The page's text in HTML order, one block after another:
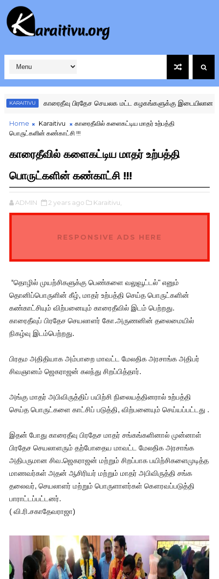
காரைதீவு பிரதேச செயலக மட்ட கழகங்களுக்கு இடையிலான
Home Karaitivu
காரைதீவில் களைகட்டிய மாதர் உற்பத்தி
பொருட்களின் கண்காட்சி !!!
காரைதீவில் களைகட்டிய மாதர் உற்பத்தி
பொருட்களின் கண்காட்சி !!!
ADMIN 2 years ago Karaitivu,
RESPONSIVE ADS HERE
"தொழில் முயற்சிகளுக்கு பெண்களை வலுவூட்டல்" எனும்
தொனிப்பொருளின் கீழ், மாதர் உற்பத்தி செய்த பொருட்களின்
கண்காட்சியும் விற்பனையும் காரைதீவில் இடம் பெற்றது.
காரைதீவுப் பிரதேச செயலாளர் கோ.அருணனின் தலைமையில்
நிகழ்வு இடம்பெற்றது.
பிரதம அதிதியாக அம்பாறை மாவட்ட மேலதிக அரசாங்க அதிபர்
சிவஞானம் ஜெகராஜன் கலந்து சிறப்பித்தார்.
அங்கு மாதர் அபிவிருத்திப் பயிற்சி நிலையத்தினரால் உற்பத்தி
செய்த பொருட்களை காட்சிப் படுத்தி, விற்பனையும் செய்யப்பட்டது .
இதன் போது காரைதீவு பிரதேச மாதர் சங்கங்களினால் முன்னாள்
பிரதேச செயலாளரும் தற்போதைய மாவட்ட மேலதிக அரசாங்க
அதிபருமான சிவ.ஜெகராஜன் மற்றும் சிறப்பாக பயிற்சிகளைமுடித்த
மாணவர்கள் அதன் ஆசிரியர் மற்றும் மாதர் அபிவிருத்தி சங்க
தலைவர், செயலாளர் மற்றும் பொருளாளர்கள் கௌரவப்படுத்தி
பாராட்டப்பட்டனர்.
( வி.ரி.சகாதேவராஜா)